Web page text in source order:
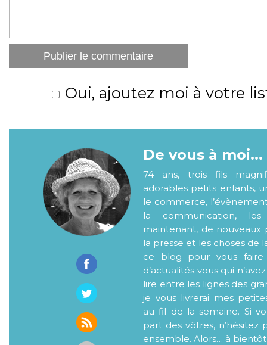
Oui, ajoutez moi à votre
De vous à moi...
74 ans, trois fils
adorables petits enfants,
le commerce,
la communication,
maintenant, de nouveaux
la presse et les choses de
ce blog pour vous faire
d’actualités..vous qui
lire entre les lignes des
je vous livrerai mes
au fil de la semaine. Si
part des vôtres, n’hésitez
ensemble. Alors… à bientôt